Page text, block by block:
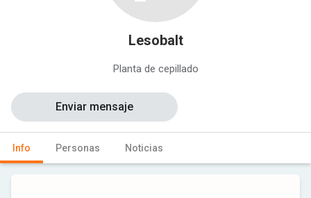
Lesobalt
Planta de cepillado
Info Personas Noticias
Enviar mensaje